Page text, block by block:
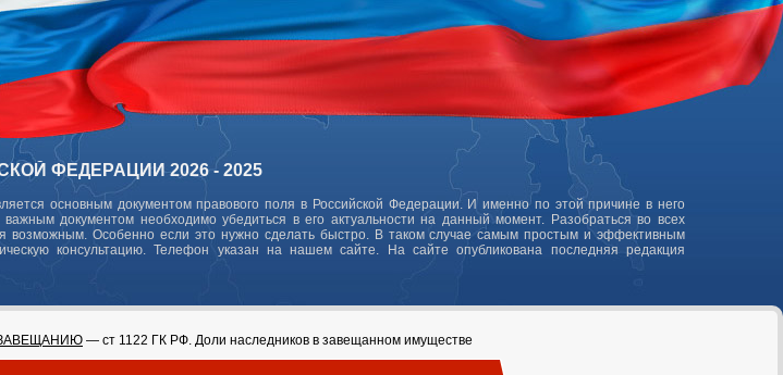
ФЕДЕРАЦИИ 2026 - 2025
основным документом правового поля в Российской Федерации. И именно по этой причине в него
документом необходимо убедиться в его актуальности на данный момент. Разобраться во всех
возможным. Особенно если это нужно сделать быстро. В таком случае самым простым и эффективным
консультацию. Телефон указан на нашем сайте. На сайте опубликована последняя редакция
— ст 1122 ГК РФ. Доли наследников в завещанном имуществе